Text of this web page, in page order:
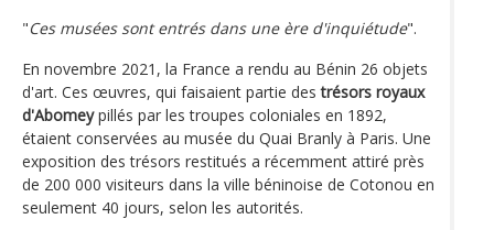
"Ces musées sont entrés dans une ère d'inquiétude".
En novembre 2021, la France a rendu au Bénin 26 objets
d'art. Ces œuvres, qui faisaient partie destrésors royaux
d'Abomeypillés par les troupes coloniales en 1892,
étaient conservées au musée du Quai Branly à Paris. Une
exposition des trésors restitués a récemment attiré près
de 200 000 visiteurs dans la ville béninoise de Cotonou en
seulement 40 jours, selon les autorités.